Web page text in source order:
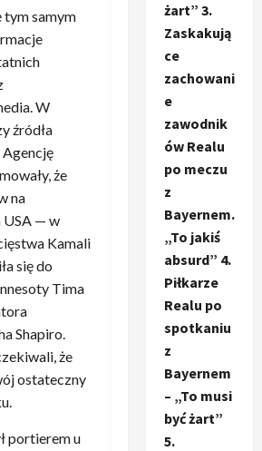
tym samym
W
źródła
że
na
USA — w
Kamali
się do
Tima
Shapiro.
że
ostateczny
portierem u
żart” 3.
Zaskakują
ce
zachowani
e
zawodnik
ów Realu
po meczu
z
Bayernem.
„To jakiś
absurd” 4.
Piłkarze
Realu po
spotkaniu
z
Bayernem
– „To musi
być żart”
5.